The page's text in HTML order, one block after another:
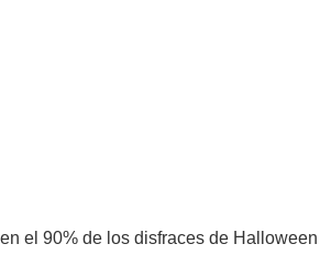
el 90% de los disfraces de